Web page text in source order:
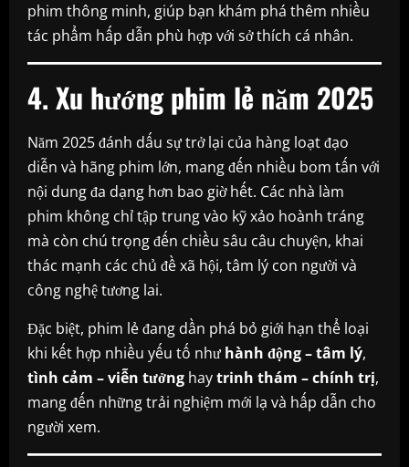
phim thông minh, giúp bạn khám phá thêm nhiều
tác phẩm hấp dẫn phù hợp với sở thích cá nhân.
4. Xu hướng phim lẻ năm 2025
Năm 2025 đánh dấu sự trở lại của hàng loạt đạo
diễn và hãng phim lớn, mang đến nhiều bom tấn với
nội dung đa dạng hơn bao giờ hết. Các nhà làm
phim không chỉ tập trung vào kỹ xảo hoành tráng
mà còn chú trọng đến chiều sâu câu chuyện, khai
thác mạnh các chủ đề xã hội, tâm lý con người và
công nghệ tương lai.
Đặc biệt, phim lẻ đang dần phá bỏ giới hạn thể loại
khi kết hợp nhiều yếu tố như hành động – tâm lý,
tình cảm – viễn tưởng haytrinh thám – chính trị,
mang đến những trải nghiệm mới lạ và hấp dẫn cho
người xem.